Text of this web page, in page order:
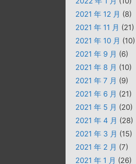
2021 年 12 月 (8)
2021 年 11 月 (21)
2021 年 10 月 (10)
2021 年 9 月 (6)
2021 年 8 月 (10)
2021 年 7 月 (9)
2021 年 6 月 (21)
2021 年 5 月 (20)
2021 年 4 月 (28)
2021 年 3 月 (15)
2021 年 2 月 (7)
2021 年 1 月 (26)